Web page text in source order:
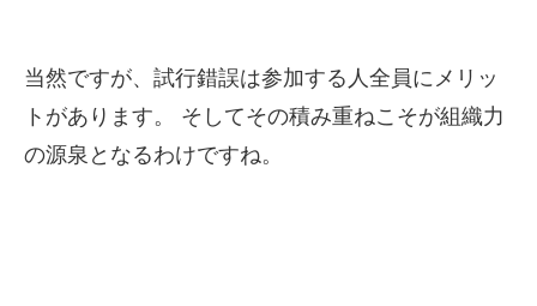
当然ですが、試行錯誤は参加する人全員にメリッ
トがあります。 そしてその積み重ねこそが組織力
の源泉となるわけですね。